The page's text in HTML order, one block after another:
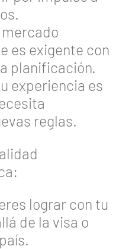
es exigente con
planificación.
experiencia es
reglas.
lograr con tu
de la visa o